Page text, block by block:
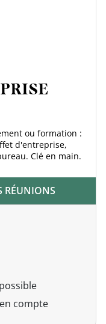
ou formation :
d'entreprise,
Clé en main.
RÉUNIONS
compte